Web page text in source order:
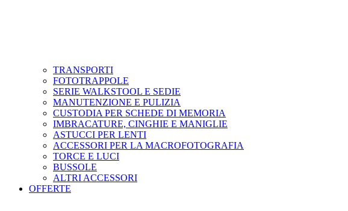
TRANSPORTI
FOTOTRAPPOLE
SERIE WALKSTOOL E SEDIE
MANUTENZIONE E PULIZIA
CUSTODIA PER SCHEDE DI MEMORIA
IMBRACATURE, CINGHIE E MANIGLIE
ASTUCCI PER LENTI
ACCESSORI PER LA MACROFOTOGRAFIA
TORCE E LUCI
BUSSOLE
ALTRI ACCESSORI
OFFERTE